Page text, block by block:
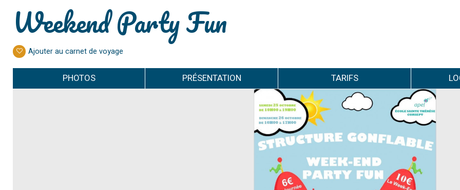
Weekend Party Fun
Ajouter au carnet de voyage
PHOTOS PRÉSENTATION TARIFS